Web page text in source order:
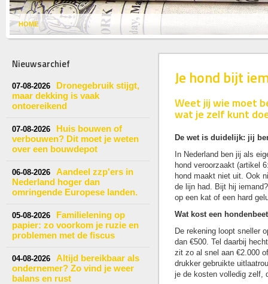
HOME
Nieuwsarchief
07-08-2026
Dronegebruik stijgt,
maar dekking is vaak
ontoereikend
07-08-2026
Huis bouwen of
verbouwen? Dit moet je weten
over een bouwdepot
06-08-2026
Aandeel zzp'ers in
Nederland hoger dan
omringende Europese landen.
05-08-2026
Familielening op
papier: zo voorkom je ruzie en
problemen met de fiscus
04-08-2026
Altijd bereikbaar als
ondernemer? Zo vind je weer
balans en rust
Je hond bijt
Weet jij wie moet
wat je zelf kunt
De wet is duidelijk: jij
In Nederland ben jij als
hond veroorzaakt (artikel
hond maakt niet uit. Ook
de lijn had. Bijt hij
op een kat of een hard
Wat kost een
De rekening loopt sneller
dan €500. Tel daarbij
zit zo al snel aan €2.000
drukker gebruikte
je de kosten volledig zelf,